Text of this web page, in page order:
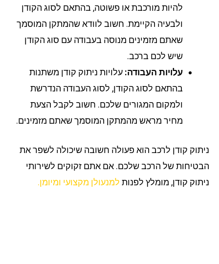
להיות מורכבת או פשוטה, בהתאם לסוג הקודן
ולבעיה הקיימת. חשוב לוודא שהמתקן המוסמך
שאתם מזמינים מנוסה בעבודה עם סוג הקודן
שיש לכם ברכב.
עלויות העבודה: עלויות ניתוק קודן משתנות
בהתאם לסוג הקודן, לסוג העבודה הנדרשת
ולמקום המגורים שלכם. חשוב לקבל הצעת
מחיר מראש מהמתקן המוסמך שאתם מזמינים.
ניתוק קודן לרכב הוא פעולה חשובה שיכולה לשפר את
הבטיחות של הרכב שלכם. אם אתם זקוקים לשירותי
ניתוק קודן, מומלץ לפנות למנעולן מקצועי ומיומן.